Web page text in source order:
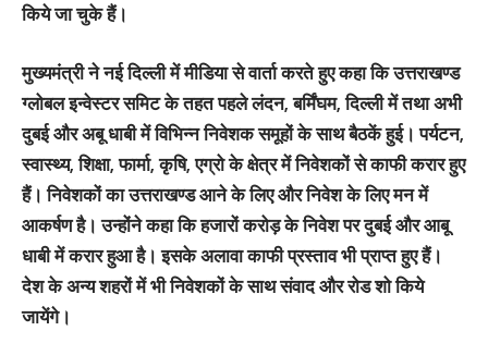
किये जा चुके हैं।
मुख्यमंत्री ने नई दिल्ली में मीडिया से वार्ता करते हुए कहा कि उत्तराखण्ड
ग्लोबल इन्वेस्टर समिट के तहत पहले लंदन, बर्मिंघम, दिल्ली में तथा अभी
दुबई और अबू धाबी में विभिन्न निवेशक समूहों के साथ बैठकें हुई। पर्यटन,
स्वास्थ्य, शिक्षा, फार्मा, कृषि, एग्रो के क्षेत्र में निवेशकों से काफी करार हुए
हैं। निवेशकों का उत्तराखण्ड आने के लिए और निवेश के लिए मन में
आकर्षण है। उन्होंने कहा कि हजारों करोड़ के निवेश पर दुबई और आबू
धाबी में करार हुआ है। इसके अलावा काफी प्रस्ताव भी प्राप्त हुए हैं।
देश के अन्य शहरों में भी निवेशकों के साथ संवाद और रोड शो किये
जायेंगे।